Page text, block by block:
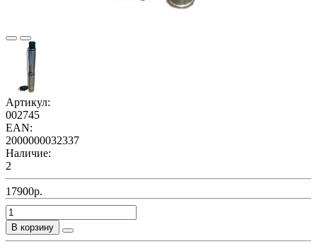
Артикул:
002745
EAN:
2000000032337
Наличие:
2
17900р.
В корзину